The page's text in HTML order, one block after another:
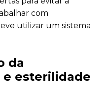
com
utilizar um sistema
da
esterilidade